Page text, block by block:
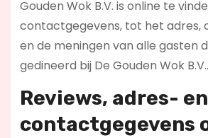
Gouden Wok B.V. is online te
contactgegevens, tot het adres,
en de meningen van alle gasten
gedineerd bij De Gouden Wok B.V..
Reviews, adres- en
contactgegevens